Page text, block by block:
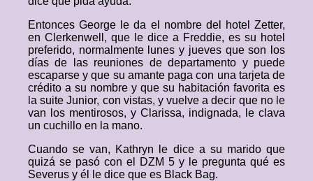
Entonces George le da el nombre del hotel Zetter,
en Clerkenwell, que le dice a Freddie, es su hotel
preferido, normalmente lunes y jueves que son los
días de las reuniones de departamento y puede
escaparse y que su amante paga con una tarjeta de
crédito a su nombre y que su habitación favorita es
la suite Junior, con vistas, y vuelve a decir que no le
van los mentirosos, y Clarissa, indignada, le clava
un cuchillo en la mano.
Cuando se van, Kathryn le dice a su marido que
quizá se pasó con el DZM 5 y le pregunta qué es
Severus y él le dice que es Black Bag.